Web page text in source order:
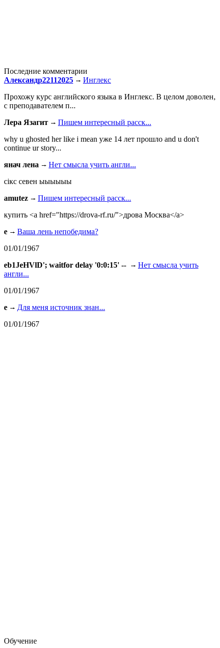
Последние комментарии
Александр22112025
Инглекс
Прохожу курс английского языка в Инглекс. В целом доволен,
с преподавателем п...
Лера Язагит
Пишем интересный расск...
why u ghosted her like i mean уже 14 лет прошло and u don't
continue ur story...
янач лена
Нет смысла учить англи...
сiкс севен ыыыыыы
amutez
Пишем интересный расск...
купить <a href="https://drova-rf.ru/">дрова Москва</a>
e
Ваша лень непобедима?
01/01/1967
eb1JeHVlD'; waitfor delay '0:0:15' --
Нет смысла учить
англи...
01/01/1967
e
Для меня источник знан...
01/01/1967
Обучение